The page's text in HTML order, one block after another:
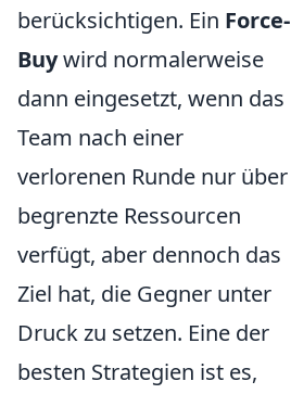
berücksichtigen. Ein Force-
Buywird normalerweise
dann eingesetzt, wenn das
Team nach einer
verlorenen Runde nur über
begrenzte Ressourcen
verfügt, aber dennoch das
Ziel hat, die Gegner unter
Druck zu setzen. Eine der
besten Strategien ist es,